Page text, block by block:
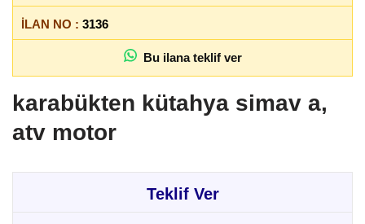
İLAN NO : 3136
Bu ilana teklif ver
karabükten kütahya simav a,
atv motor
Teklif Ver